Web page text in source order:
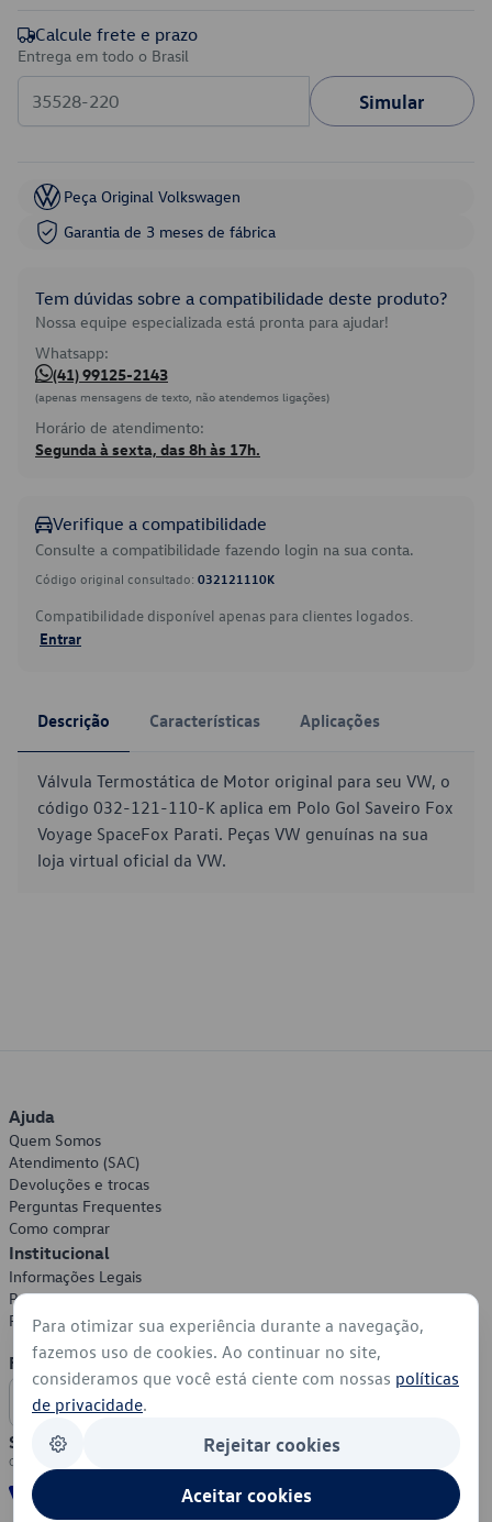
Calcule frete e prazo
Entrega em todo o Brasil
Simular
Peça Original Volkswagen
Garantia de 3 meses de fábrica
Tem dúvidas sobre a compatibilidade deste produto?
Nossa equipe especializada está pronta para ajudar!
Whatsapp:
(41) 99125-2143
(apenas mensagens de texto, não atendemos ligações)
Horário de atendimento:
Segunda à sexta, das 8h às 17h.
Verifique a compatibilidade
Consulte a compatibilidade fazendo login na sua conta.
Código original consultado: 032121110K
Compatibilidade disponível apenas para clientes logados.
Entrar
Descrição Características Aplicações
Válvula Termostática de Motor original para seu VW, o
código 032-121-110-K aplica em Polo Gol Saveiro Fox
Voyage SpaceFox Parati. Peças VW genuínas na sua
loja virtual oficial da VW.
Ajuda
Quem Somos
Atendimento (SAC)
Devoluções e trocas
Perguntas Frequentes
Como comprar
Institucional
Informações Legais
Política de Privacidade
Política de Cookies
Formas de Pagamento
Segurança
Para otimizar sua experiência durante a navegação,
fazemos uso de cookies. Ao continuar no site,
consideramos que você está ciente com nossas políticas
de privacidade.
Rejeitar cookies
Aceitar cookies